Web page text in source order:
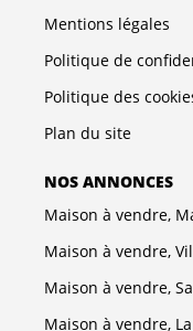
Mentions légales
Politique de
Politique des
Plan du site
NOS ANNONCES
Maison à vendre,
Maison à vendre,
Maison à vendre,
Maison à vendre,